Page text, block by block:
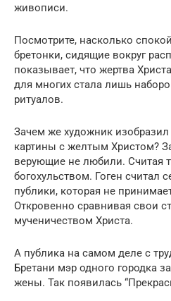
живописи.
Посмотрите, насколько
бретонки, сидящие вокруг
показывает, что жертва
для многих стала лишь
ритуалов.
Зачем же художник
картины с желтым Христом?
верующие не любили. Считая
богохульством. Гоген считал
публики, которая не
Откровенно сравнивая свои
мученичеством Христа.
А публика на самом деле с
Бретани мэр одного городка
жены. Так появилась